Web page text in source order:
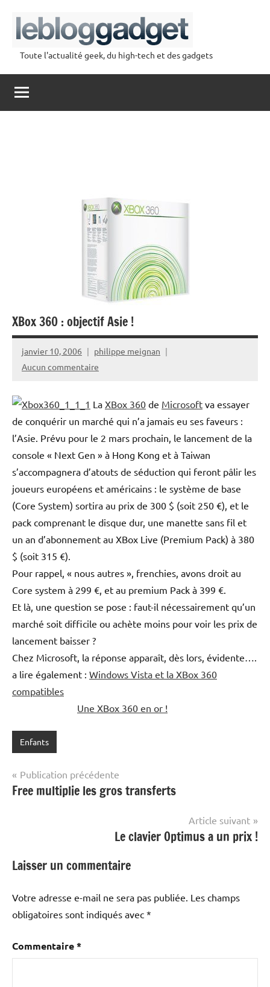
contenu
lebloggadget
Toute l'actualité geek, du high-tech et des gadgets
XBox 360 : objectif Asie !
janvier 10, 2006
philippe meignan
Aucun commentaire
La XBox 360 de Microsoft va essayer
de conquérir un marché qui n’a jamais eu ses faveurs :
l’Asie. Prévu pour le 2 mars prochain, le lancement de la
console « Next Gen » à Hong Kong et à Taiwan
s’accompagnera d’atouts de séduction qui feront pâlir les
joueurs européens et américains : le système de base
(Core System) sortira au prix de 300 $ (soit 250 €), et le
pack comprenant le disque dur, une manette sans fil et
un an d’abonnement au XBox Live (Premium Pack) à 380
$ (soit 315 €).
Pour rappel, « nous autres », frenchies, avons droit au
Core system à 299 €, et au premium Pack à 399 €.
Et là, une question se pose : faut-il nécessairement qu’un
marché soit difficile ou achète moins pour voir les prix de
lancement baisser ?
Chez Microsoft, la réponse apparaît, dès lors, évidente….
a lire également : Windows Vista et la XBox 360
compatibles
Une XBox 360 en or !
Enfants
Navigation
de
Publication précédente
Free multiplie les gros transferts
Article suivant
Le clavier Optimus a un prix !
Laisser un commentaire
Votre adresse e-mail ne sera pas publiée. Les champs
obligatoires sont indiqués avec *
Commentaire*